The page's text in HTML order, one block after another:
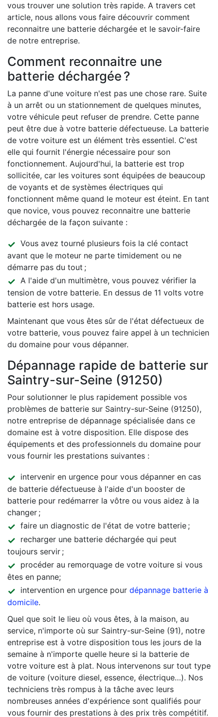
vous trouver une solution très rapide. A travers cet
article, nous allons vous faire découvrir comment
reconnaitre une batterie déchargée et le savoir-faire
de notre entreprise.
Comment reconnaitre une
batterie déchargée ?
La panne d'une voiture n'est pas une chose rare. Suite
à un arrêt ou un stationnement de quelques minutes,
votre véhicule peut refuser de prendre. Cette panne
peut être due à votre batterie défectueuse. La batterie
de votre voiture est un élément très essentiel. C'est
elle qui fournit l'énergie nécessaire pour son
fonctionnement. Aujourd'hui, la batterie est trop
sollicitée, car les voitures sont équipées de beaucoup
de voyants et de systèmes électriques qui
fonctionnent même quand le moteur est éteint. En tant
que novice, vous pouvez reconnaitre une batterie
déchargée de la façon suivante :
Vous avez tourné plusieurs fois la clé contact
avant que le moteur ne parte timidement ou ne
démarre pas du tout ;
A l'aide d'un multimètre, vous pouvez vérifier la
tension de votre batterie. En dessus de 11 volts votre
batterie est hors usage.
Maintenant que vous êtes sûr de l'état défectueux de
votre batterie, vous pouvez faire appel à un technicien
du domaine pour vous dépanner.
Dépannage rapide de batterie sur
Saintry-sur-Seine (91250)
Pour solutionner le plus rapidement possible vos
problèmes de batterie sur Saintry-sur-Seine (91250),
notre entreprise de dépannage spécialisée dans ce
domaine est à votre disposition. Elle dispose des
équipements et des professionnels du domaine pour
vous fournir les prestations suivantes :
intervenir en urgence pour vous dépanner en cas
de batterie défectueuse à l'aide d'un booster de
batterie pour redémarrer la vôtre ou vous aidez à la
changer ;
faire un diagnostic de l'état de votre batterie ;
recharger une batterie déchargée qui peut
toujours servir ;
procéder au remorquage de votre voiture si vous
êtes en panne;
intervention en urgence pour dépannage batterie à
domicile.
Quel que soit le lieu où vous êtes, à la maison, au
service, n'importe où sur Saintry-sur-Seine (91), notre
entreprise est à votre disposition tous les jours de la
semaine à n'importe quelle heure si la batterie de
votre voiture est à plat. Nous intervenons sur tout type
de voiture (voiture diesel, essence, électrique…). Nos
techniciens très rompus à la tâche avec leurs
nombreuses années d'expérience sont qualifiés pour
vous fournir des prestations à des prix très compétitif.